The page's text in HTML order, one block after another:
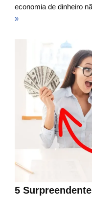
economia de dinheiro
»
5